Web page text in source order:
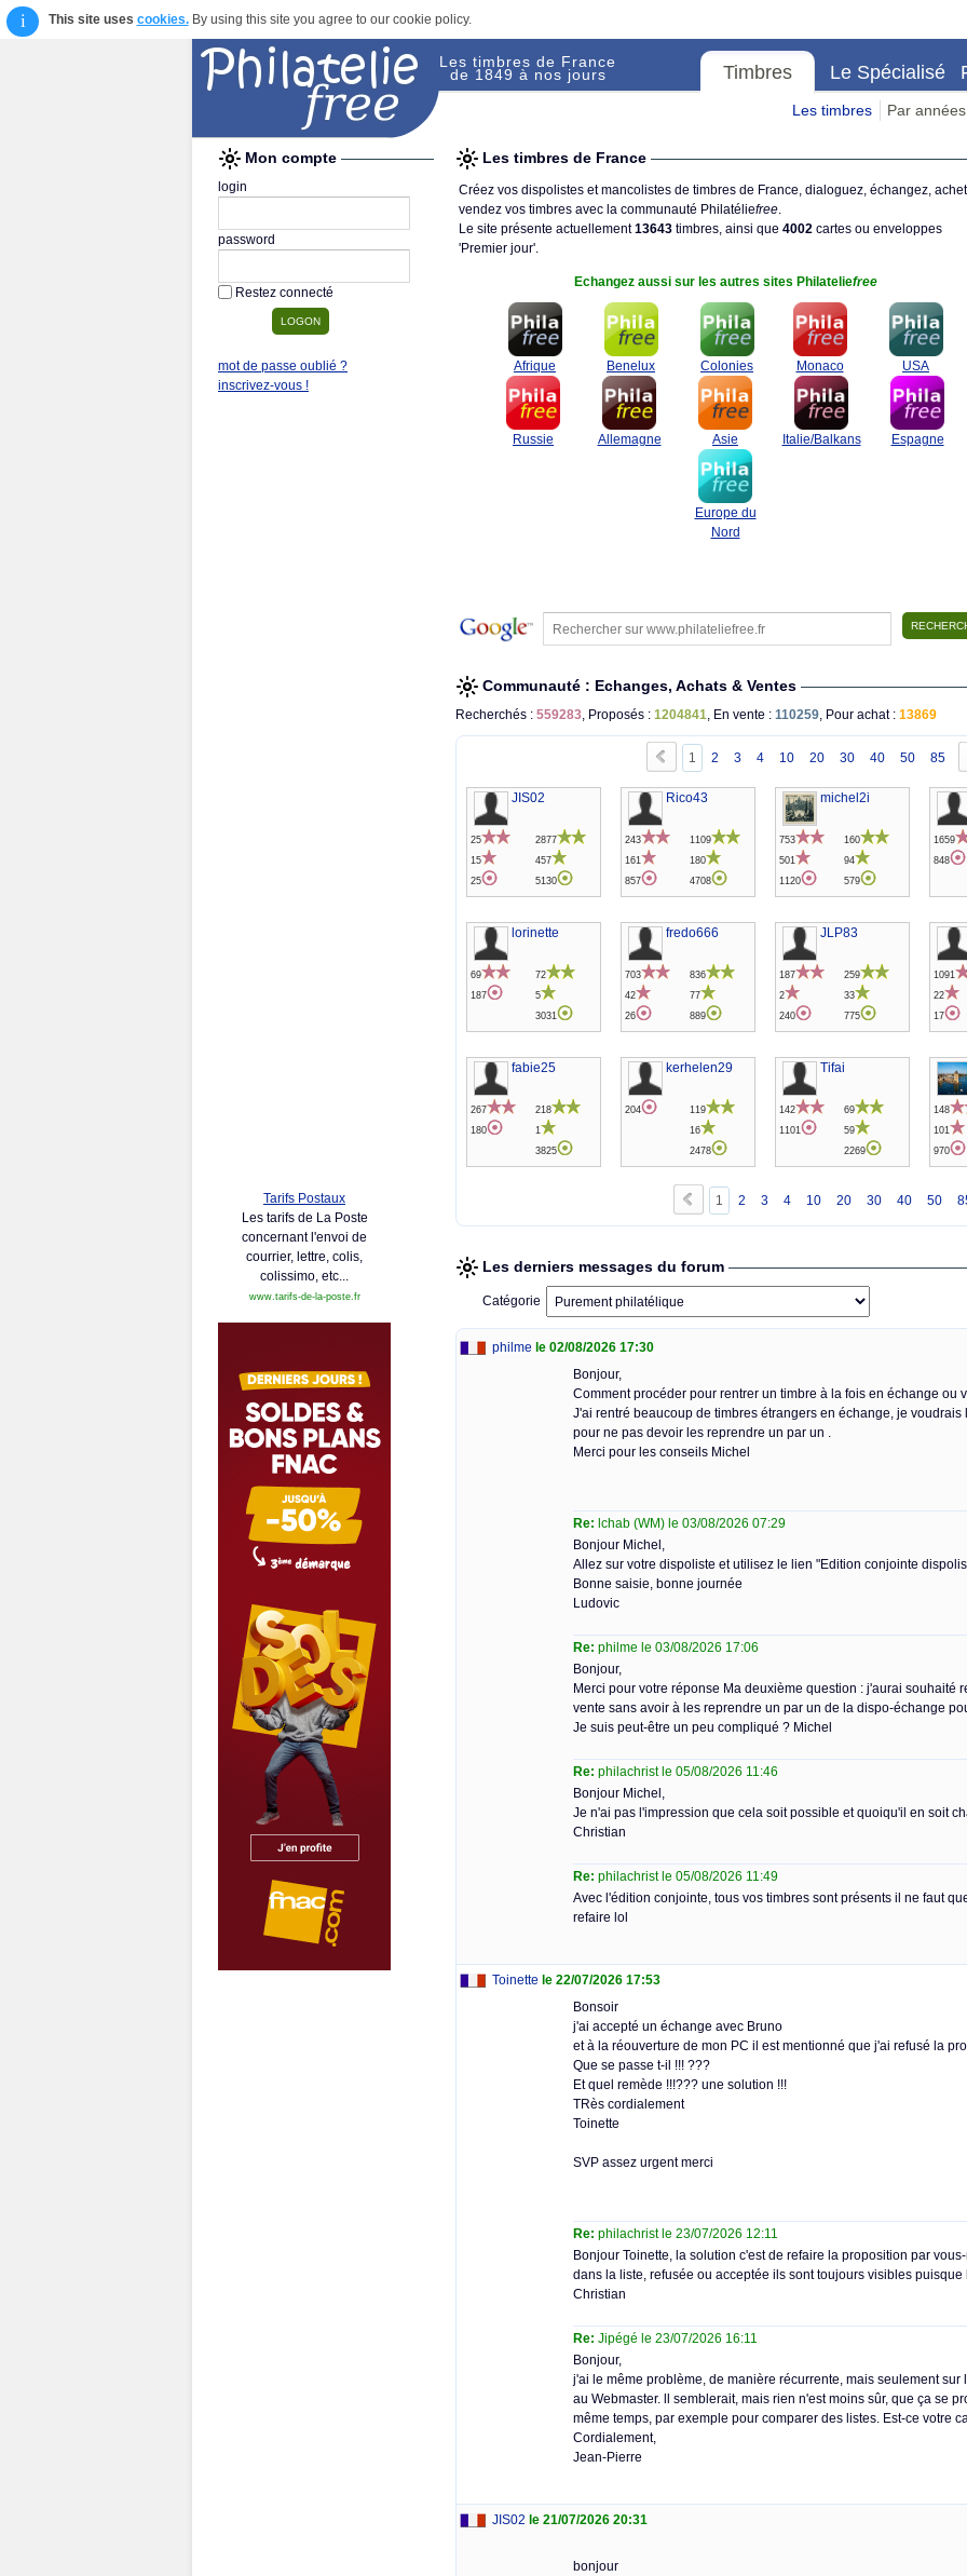
i This site uses cookies.By using this site you agree to our cookie policy.
Les timbres de France
de 1849 à nos jours Timbres Le Spécialisé
Les timbres Par années
Mon compte
login
password
Restez connecté
mot de passe oublié ?
inscrivez-vous !
Tarifs Postaux
Les tarifs de La Poste
concernant l'envoi de
courrier, lettre, colis,
colissimo, etc...
www.tarifs-de-la-poste.fr
Les timbres de France
Créez vos dispolistes et mancolistes de timbres de France, dialoguez, échangez,
vendez vos timbres avec la communauté Philatéliefree.
Le site présente actuellement13643 timbres, ainsi que 4002 cartes ou enveloppes
'Premier jour'.
Echangez aussi sur les autres sites Philateliefree
Afrique Benelux Colonies Monaco USA
Russie Allemagne Asie Italie/Balkans Espagne
Europe du
Nord
Communauté : Echanges, Achats & Ventes
Recherchés : 559283, Proposés : 1204841, En vente : 110259, Pour achat : 13869
1 2 3 4 10 20 30 40 50 85
JIS02
25
15
25
2877
457
5130
Rico43
243
161
857
1109
180
4708
michel2i
753
501
1120
160
94
579
1659
848
lorinette
69
187
72
5
3031
fredo666
703
42
26
836
77
889
JLP83
187
2
240
259
33
775
1091
22
17
fabie25
267
180
218
1
3825
kerhelen29
204
119
16
2478
Tifai
142
1101
69
59
2269
148
101
970
1 2 3 4 10 20 30 40 50
Les derniers messages du forum
Catégorie
philme le 02/08/2026 17:30
Bonjour,
Comment procéder pour rentrer un timbre à la fois en échange ou
J'ai rentré beaucoup de timbres étrangers en échange, je
pour ne pas devoir les reprendre un par un .
Merci pour les conseils Michel
Re: lchab (WM) le 03/08/2026 07:29
Bonjour Michel,
Allez sur votre dispoliste et utilisez le lien "Edition conjointe
Bonne saisie, bonne journée
Ludovic
Re: philme le 03/08/2026 17:06
Bonjour,
Merci pour votre réponse Ma deuxième question : j'aurai souhaité
vente sans avoir à les reprendre un par un de la dispo-échange
Je suis peut-être un peu compliqué ? Michel
Re: philachrist le 05/08/2026 11:46
Bonjour Michel,
Je n'ai pas l'impression que cela soit possible et quoiqu'il en soit
Christian
Re: philachrist le 05/08/2026 11:49
Avec l'édition conjointe, tous vos timbres sont présents il ne faut
refaire lol
Toinette le 22/07/2026 17:53
Bonsoir
j'ai accepté un échange avec Bruno
et à la réouverture de mon PC il est mentionné que j'ai refusé la
Que se passe t-il !!! ???
Et quel remède !!!??? une solution !!!
TRès cordialement
Toinette
SVP assez urgent merci
Re: philachrist le 23/07/2026 12:11
Bonjour Toinette, la solution c'est de refaire la proposition par
dans la liste, refusée ou acceptée ils sont toujours visibles
Christian
Re: Jipégé le 23/07/2026 16:11
Bonjour,
j'ai le même problème, de manière récurrente, mais seulement
au Webmaster. ll semblerait, mais rien n'est moins sûr, que ça se
même temps, par exemple pour comparer des listes. Est-ce votre
Cordialement,
Jean-Pierre
JIS02 le 21/07/2026 20:31
bonjour